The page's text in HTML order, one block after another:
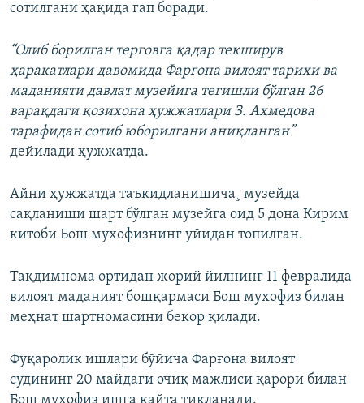
сотилгани ҳақида гап боради.
“Олиб борилган терговга қадар текширув
ҳаракатлари давомида Фарғона вилоят тарихи ва
маданияти давлат музейига тегишли бўлган 26
варақдаги қозихона ҳужжатлари З. Аҳмедова
тарафидан сотиб юборилгани аниқланган”
дейилади ҳужжатда.
Айни ҳужжатда таъкидланишича¸ музейда
сақланиши шарт бўлган музейга оид 5 дона Кирим
китоби Бош мухофизнинг уйидан топилган.
Тақдимнома ортидан жорий йилнинг 11 февралида
вилоят маданият бошқармаси Бош мухофиз билан
меҳнат шартномасини бекор қилади.
Фуқаролик ишлари бўйича Фарғона вилоят
судининг 20 майдаги очиқ мажлиси қарори билан